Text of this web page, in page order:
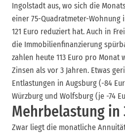
Ingolstadt aus, wo sich die
einer 75-Quadratmeter-Wohnung
121 Euro reduziert hat. Auch in
die Immobilienfinanzierung
zahlen heute 113 Euro pro Monat
Zinsen als vor 3 Jahren. Etwas
Entlastungen in Augsburg (-84
Würzburg und Wolfsburg (je -74
Mehrbelastung in
Zwar liegt die monatliche